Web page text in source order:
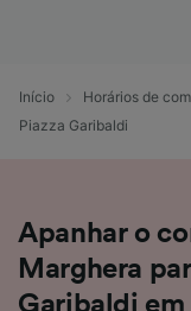
Início Horários de
Piazza Garibaldi
Apanhar o
Marghera